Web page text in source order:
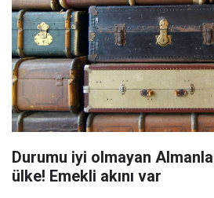
Durumu iyi olmayan
ülke! Emekli akını var